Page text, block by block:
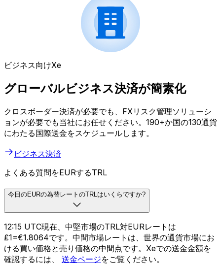
ビジネス向けXe
グローバルビジネス決済が簡素化
クロスボーダー決済が必要でも、FXリスク管理ソリューシ
ョンが必要でも当社にお任せください。190+か国の130通貨
にわたる国際送金をスケジュールします。
ビジネス決済
よくある質問をEURするTRL
今日のEURの為替レートのTRLはいくらですか?
12:15 UTC現在、中堅市場のTRL対EURレートは
₤1=€1.8064です。中間市場レートは、世界の通貨市場にお
ける買い価格と売り価格の中間点です。Xeでの送金金額を
確認するには、 送金ページをご覧ください。